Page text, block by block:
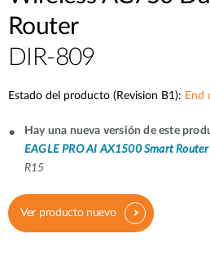
Router
DIR-809
Estado del producto (Revision B1): End
Hay una nueva versión de este
EAGLE PRO AI AX1500 Smart Router
R15
Ver producto nuevo